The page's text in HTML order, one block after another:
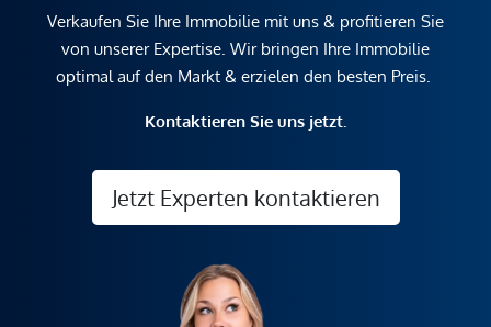
Verkaufen Sie Ihre Immobilie mit uns & profitieren Sie
von unserer Expertise. Wir bringen Ihre Immobilie
optimal auf den Markt & erzielen den besten Preis.
Kontaktieren Sie uns jetzt.
Jetzt Experten kontaktieren